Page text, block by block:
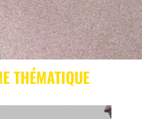
THÉMATIQUE